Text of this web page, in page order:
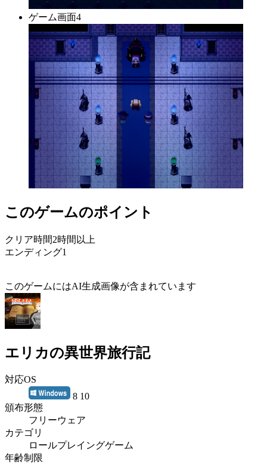
ゲーム画面4
このゲームのポイント
クリア時間2時間以上
エンディング1
このゲームにはAI生成画像が含まれています
エリカの異世界旅行記
対応OS
8 10
頒布形態
フリーウェア
カテゴリ
ロールプレイングゲーム
年齢制限